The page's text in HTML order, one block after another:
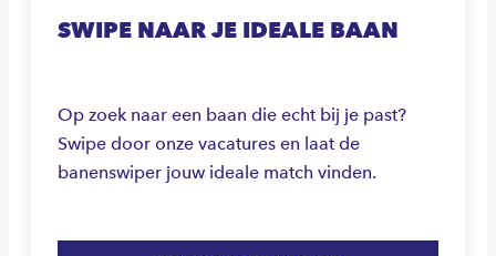
SWIPE NAAR JE IDEALE BAAN
Op zoek naar een baan die echt bij je past?
Swipe door onze vacatures en laat de
banenswiper jouw ideale match vinden.